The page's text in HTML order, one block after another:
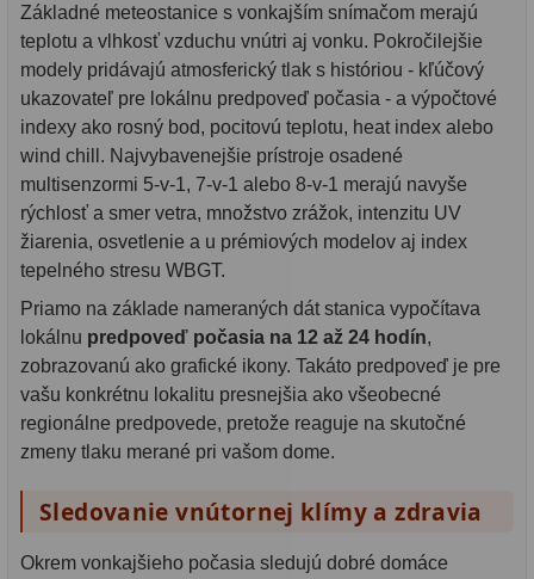
Základné meteostanice s vonkajším snímačom merajú
teplotu a vlhkosť vzduchu vnútri aj vonku. Pokročilejšie
modely pridávajú atmosferický tlak s históriou - kľúčový
ukazovateľ pre lokálnu predpoveď počasia - a výpočtové
indexy ako rosný bod, pocitovú teplotu, heat index alebo
wind chill. Najvybavenejšie prístroje osadené
multisenzormi 5-v-1, 7-v-1 alebo 8-v-1 merajú navyše
rýchlosť a smer vetra, množstvo zrážok, intenzitu UV
žiarenia, osvetlenie a u prémiových modelov aj index
tepelného stresu WBGT.
Priamo na základe nameraných dát stanica vypočítava
lokálnu predpoveď počasia na 12 až 24 hodín,
zobrazovanú ako grafické ikony. Takáto predpoveď je pre
vašu konkrétnu lokalitu presnejšia ako všeobecné
regionálne predpovede, pretože reaguje na skutočné
zmeny tlaku merané pri vašom dome.
Sledovanie vnútornej klímy a zdravia
Okrem vonkajšieho počasia sledujú dobré domáce